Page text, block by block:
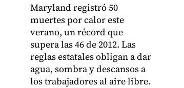
Maryland registró 50
muertes por calor este
verano, un récord que
supera las 46 de 2012. Las
reglas estatales obligan a dar
agua, sombra y descansos a
los trabajadores al aire libre.